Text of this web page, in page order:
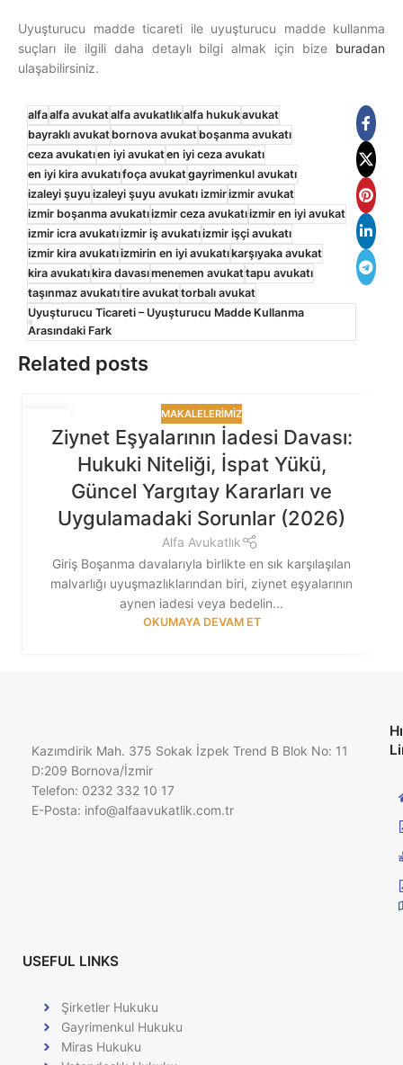
Uyuşturucu madde ticareti ile uyuşturucu madde kullanma
suçları ile ilgili daha detaylı bilgi almak için bize buradan
ulaşabilirsiniz.
alfaalfa avukatalfa avukatlıkalfa hukukavukat
bayraklı avukatbornova avukatboşanma avukatı
ceza avukatıen iyi avukaten iyi ceza avukatı
en iyi kira avukatıfoça avukatgayrimenkul avukatı
izaleyi şuyu izaleyi şuyu avukatı izmirizmir avukat
izmir boşanma avukatıizmir ceza avukatıizmir en iyi avukat
izmir icra avukatıizmir iş avukatıizmir işçi avukatı
izmir kira avukatıizmirin en iyi avukatıkarşıyaka avukat
kira avukatıkira davasımenemen avukattapu avukatı
taşınmaz avukatıtire avukattorbalı avukat
Uyuşturucu Ticareti – Uyuşturucu Madde Kullanma
Arasındaki Fark
Related posts
30
TEM
MAKALELERIMIZ
Ziynet Eşyalarının İadesi Davası:
Hukuki Niteliği, İspat Yükü,
Güncel Yargıtay Kararları ve
Uygulamadaki Sorunlar (2026)
Alfa Avukatlık
Giriş Boşanma davalarıyla birlikte en sık karşılaşılan
malvarlığı uyuşmazlıklarından biri, ziynet eşyalarının
aynen iadesi veya bedelin...
OKUMAYA DEVAM ET
Kazımdirik Mah. 375 Sokak İzpek Trend B Blok No: 11
D:209 Bornova/İzmir
Telefon: 0232 332 10 17
E-Posta: info@alfaavukatlik.com.tr
USEFUL LINKS
Şirketler Hukuku
Gayrimenkul Hukuku
Miras Hukuku